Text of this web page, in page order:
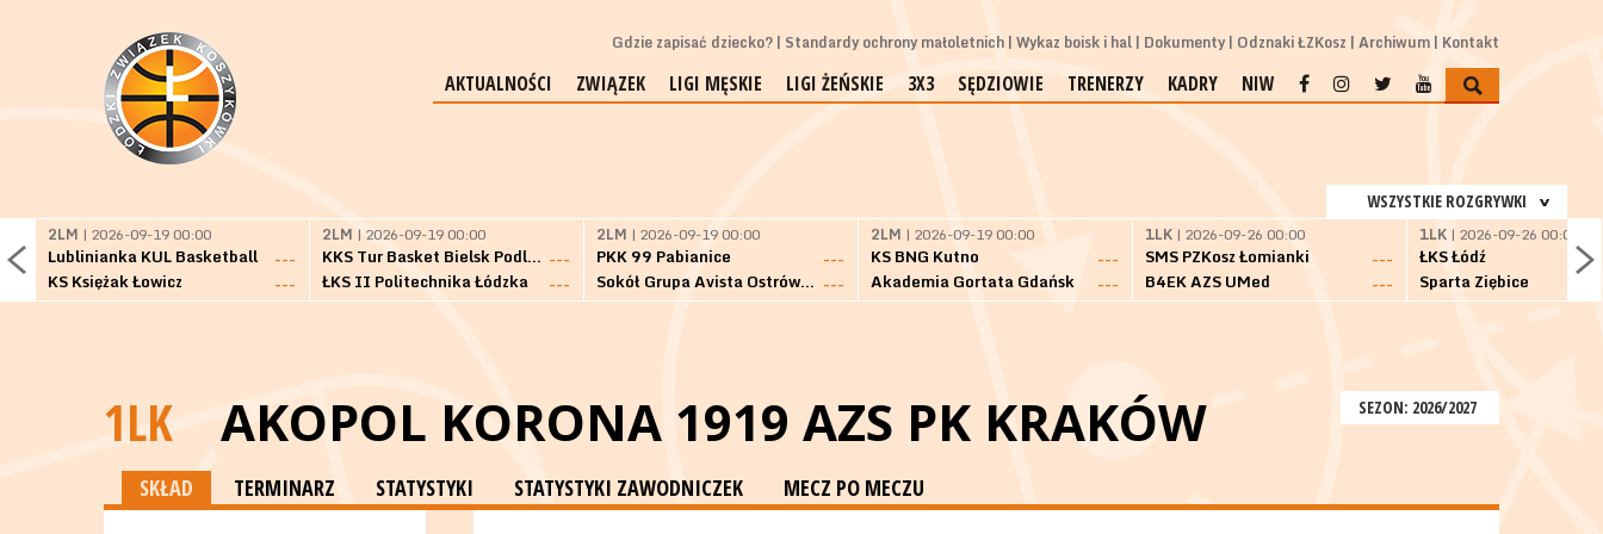
Gdzie zapisać dziecko? Standardy ochrony małoletnich Wykaz boisk i hal Dokumenty Odznaki ŁZKosz Archiwum Kontakt
AKTUALNOŚCI ZWIĄZEK LIGI MĘSKIE LIGI ŻEŃSKIE 3X3 SĘDZIOWIE TRENERZY KADRY NIW
WSZYSTKIE ROZGRYWKI
2LM | 2026-09-19 00:00
Lublinianka KUL Basketball
---
KS Księżak Łowicz
---
2LM | 2026-09-19 00:00
KKS Tur Basket Bielsk Podlaski ---
ŁKS II Politechnika Łódzka
---
2LM | 2026-09-19 00:00
PKK 99 Pabianice
---
Sokół Grupa Avista Ostrów Maz. ---
2LM | 2026-09-19 00:00
KS BNG Kutno
---
Akademia Gortata Gdańsk
---
1LK | 2026-09-26 00:00
SMS PZKosz Łomianki
---
B4EK AZS UMed
---
1LK | 2026-09-26 00:00
ŁKS Łódź
Sparta Ziębice
SEZON: 2026/2027
1LK AKOPOL KORONA 1919 AZS PK KRAKÓW
SKŁAD TERMINARZ STATYSTYKI STATYSTYKI ZAWODNICZEK MECZ PO MECZU